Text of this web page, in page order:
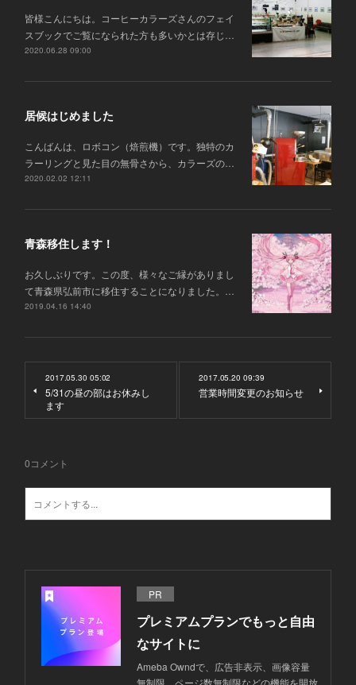
皆様こんにちは。コーヒーカラーズさんのフェイ
スブックでご覧になられた方も多いかとは存じ…
2020.06.28 09:00
居候はじめました
こんばんは、ロボコン（焙煎機）です。独特のカ
ラーリングと見た目の無骨さから、カラーズの…
2020.02.02 12:11
青森移住します！
お久しぶりです。この度、様々なご縁がありまし
て青森県弘前市に移住することになりました。…
2019.04.16 14:40
2017.05.30 05:02
5/31の昼の部はお休みし
ます
2017.05.20 09:39
営業時間変更のお知らせ
0コメント
PR
プレミアムプランでもっと自由
なサイトに
Ameba Owndで、広告非表示、画像容量
無制限、ページ数無制限などの機能を開放